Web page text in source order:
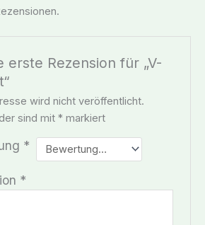
erste Rezension für „V-
wird nicht veröffentlicht.
sind mit* markiert
*
*